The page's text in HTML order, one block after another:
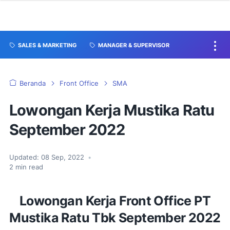
SALES & MARKETING MANAGER & SUPERVISOR
Beranda Front Office SMA
Lowongan Kerja Mustika Ratu
September 2022
Updated: 08 Sep, 2022
•
2 min read
Lowongan Kerja Front Office PT
Mustika Ratu Tbk September 2022